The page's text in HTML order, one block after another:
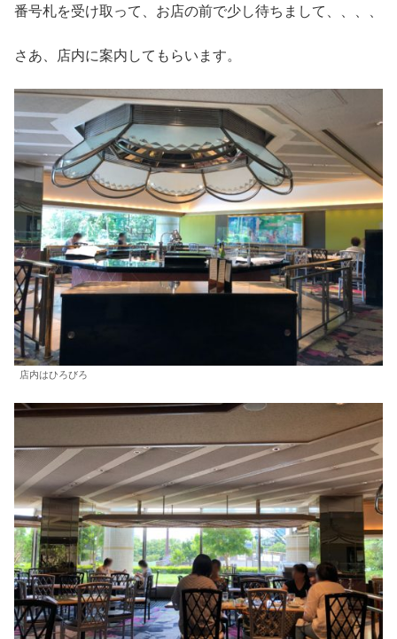
番号札を受け取って、お店の前で少し待ちまして、、、、
さあ、店内に案内してもらいます。
店内はひろびろ